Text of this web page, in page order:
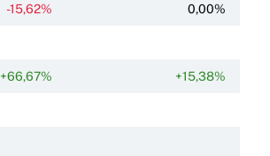
-15,62% 0,00%
+66,67% +15,38%